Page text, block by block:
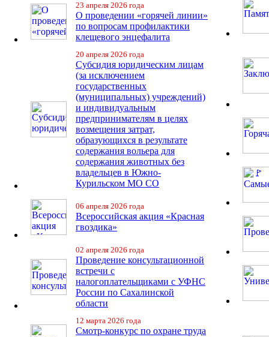
23 апреля 2026 года
О проведении «горячей линии»
по вопросам профилактики
клещевого энцефалита
20 апреля 2026 года
Субсидия юридическим лицам
(за исключением
государственных
(муниципальных) учреждений)
и индивидуальным
предпринимателям в целях
возмещения затрат,
образующихся в результате
содержания вольера для
содержания животных без
владельцев в Южно-
Курильском МО СО
06 апреля 2026 года
Всероссийская акция «Красная
гвоздика»
02 апреля 2026 года
Проведение консультационной
встречи с
налогоплательщиками с УФНС
России по Сахалинской
области
12 марта 2026 года
Смотр-конкурс по охране труда